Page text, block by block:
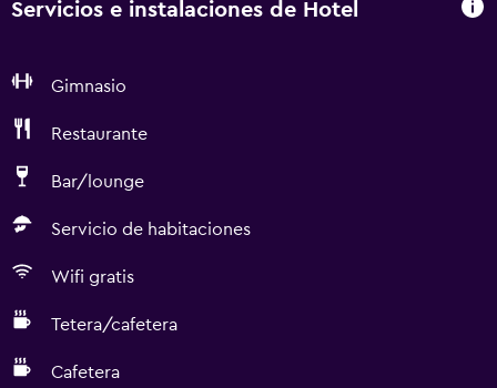
Servicios e instalaciones de Hotel
Gimnasio
Restaurante
Bar/lounge
Servicio de habitaciones
Wifi gratis
Tetera/cafetera
Cafetera